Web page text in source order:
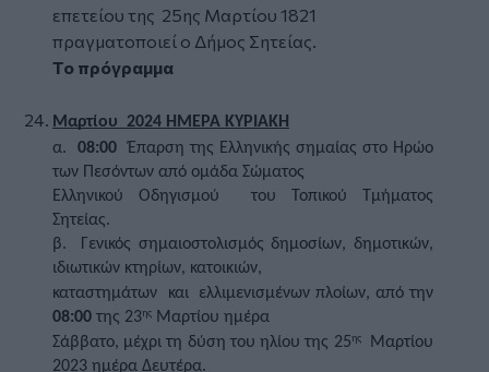
επετείου της 25ης Μαρτίου 1821
πραγματοποιεί ο Δήμος Σητείας.
Το πρόγραμμα
Μαρτίου  2024 ΗΜΕΡΑ ΚΥΡΙΑΚΗ
α. 08:00 Έπαρση της Ελληνικής σημαίας στο Ηρώο
των Πεσόντων από ομάδα Σώματος
Ελληνικού Οδηγισμού  του Τοπικού Τμήματος
Σητείας.
β.  Γενικός σημαιοστολισμός δημοσίων, δημοτικών,
ιδιωτικών κτηρίων, κατοικιών,
08:00 της 23ης
Μαρτίου ημέρα
Σάββατο, μέχρι τη δύση του ηλίου της 25ης Μαρτίου
2023 ημέρα Δευτέρα.